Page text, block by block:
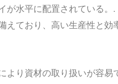
が水平に配置されている。.
ており、高い生産性と効
より資材の取り扱いが容易